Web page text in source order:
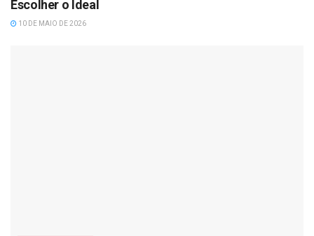
Escolher o Ideal
10 DE MAIO DE 2026